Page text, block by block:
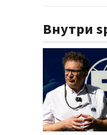
Внутри